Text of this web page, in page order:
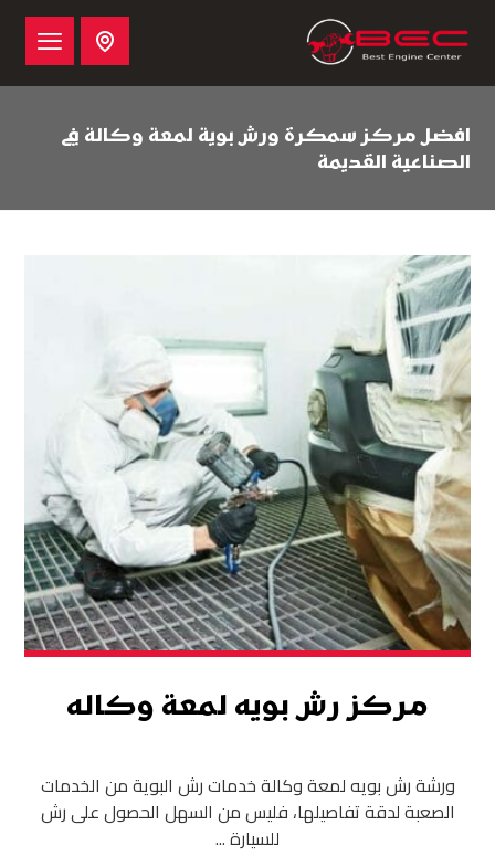
افضل مركز سمكرة ورش بوية لمعة وكالة في
الصناعية القديمة
مركز رش بويه لمعة وكاله
ورشة رش بويه لمعة وكالة خدمات رش البوية من الخدمات
الصعبة لدقة تفاصيلها، فليس من السهل الحصول على رش
للسيارة ...